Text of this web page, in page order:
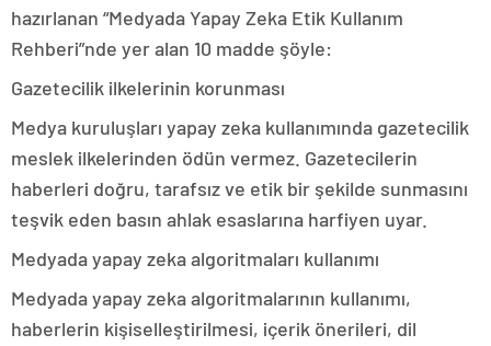
hazırlanan “Medyada Yapay Zeka Etik Kullanım
Rehberi”nde yer alan 10 madde şöyle:
Gazetecilik ilkelerinin korunması
Medya kuruluşları yapay zeka kullanımında gazetecilik
meslek ilkelerinden ödün vermez. Gazetecilerin
haberleri doğru, tarafsız ve etik bir şekilde sunmasını
teşvik eden basın ahlak esaslarına harfiyen uyar.
Medyada yapay zeka algoritmaları kullanımı
Medyada yapay zeka algoritmalarının kullanımı,
haberlerin kişiselleştirilmesi, içerik önerileri, dil